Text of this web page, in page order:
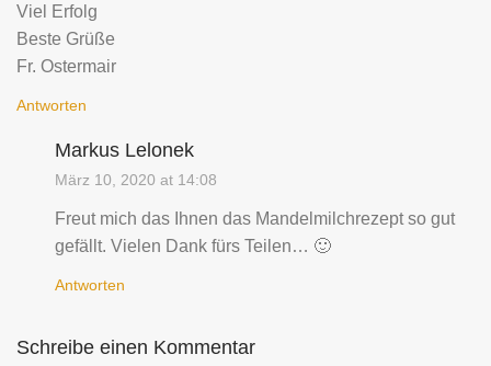
Viel Erfolg
Beste Grüße
Fr. Ostermair
Antworten
Markus Lelonek
März 10, 2020 at 14:08
Freut mich das Ihnen das Mandelmilchrezept so gut
gefällt. Vielen Dank fürs Teilen… 🙂
Antworten
Schreibe einen Kommentar